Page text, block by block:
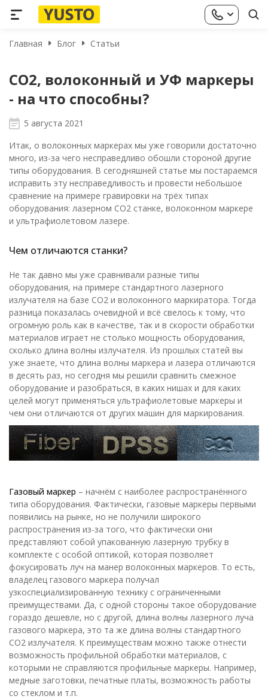
Главная Блог Статьи
СО2, волоконный и УФ маркеры
- на что способны?
5 августа 2021
Итак, о волоконных маркерах мы уже говорили достаточно
много, из-за чего несправедливо обошли стороной другие
типы оборудования. В сегодняшней статье мы постараемся
исправить эту несправедливость и провести небольшое
сравнение на примере гравировки на трёх типах
оборудования: лазерном СО2 станке, волоконном маркере
и ультрафиолетовом лазере.
Чем отличаются станки?
Не так давно мы уже сравнивали разные типы
оборудования, на примере стандартного лазерного
излучателя на базе СО2 и волоконного маркиратора. Тогда
разница показалась очевидной и всё свелось к тому, что
огромную роль как в качестве, так и в скорости обработки
материалов играет не столько мощность оборудования,
сколько длина волны излучателя. Из прошлых статей вы
уже знаете, что длина волны маркера и лазера отличаются
в десять раз, но сегодня мы решили сравнить смежное
оборудование и разобраться, в каких нишах и для каких
целей могут применяться ультрафиолетовые маркеры и
чем они отличаются от других машин для маркирования.
Газовый маркер – начнём с наиболее распространённого
типа оборудования. Фактически, газовые маркеры первыми
появились на рынке, но не получили широкого
распространения из-за того, что фактически они
представляют собой упакованную лазерную трубку в
комплекте с особой оптикой, которая позволяет
фокусировать луч на манер волоконных маркеров. То есть,
владелец газового маркера получал
узкоспециализированную технику с ограниченными
преимуществами. Да, с одной стороны такое оборудование
гораздо дешевле, но с другой, длина волны лазерного луча
газового маркера, это та же длина волны стандартного
СО2 излучателя. К преимуществам можно также отнести
возможность профильной обработки материалов, с
которыми не справляются профильные маркеры. Например,
медные заготовки, печатные платы, возможность работы
со стеклом и т.п.